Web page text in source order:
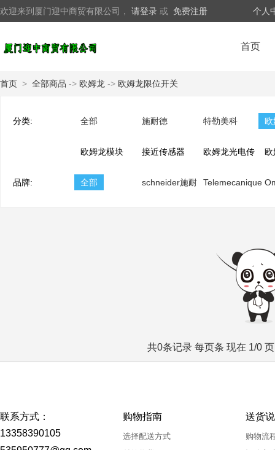
欢迎来到厦门迎中商贸有限公司， 请登录 或 免费注册 个人
首页
首页 > 全部商品 -> 欧姆龙 -> 欧姆龙限位开关
分类: 全部 施耐德 特勒美科 欧
欧姆龙模块 接近传感器 欧姆龙光电传
感器
欧
器
品牌: 全部 schneider施耐 Telemecanique
共0条记录 每页条 现在 1/0
联系方式：
13358390105
购物指南
选择配送方式
送货
购物流